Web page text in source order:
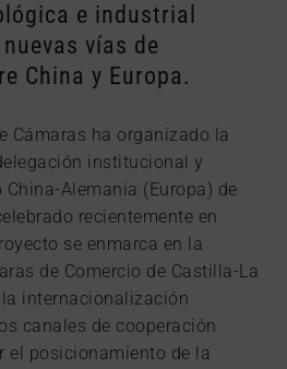
e industrial
vías de
China y Europa.
Cámaras ha organizado la
institucional y
Alemania (Europa) de
recientemente en
se enmarca en la
de Comercio de Castilla-La
internacionalización
canales de cooperación
el posicionamiento de la